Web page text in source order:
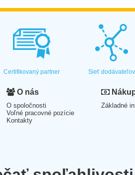
Certifikovaný partner Sieť dodávateľov
O nás
O spoločnosti
Voľné pracovné pozície
Kontakty
Základné